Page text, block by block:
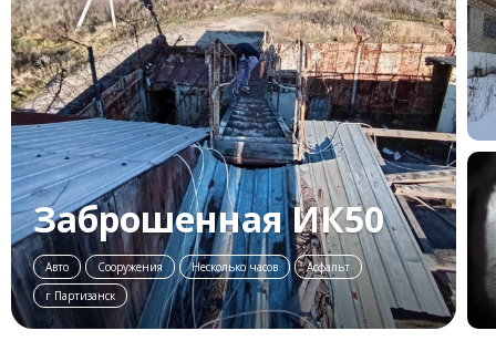
Заброшенная ИК50
Авто Сооружения Несколько часов
Асфальт
г Партизанск